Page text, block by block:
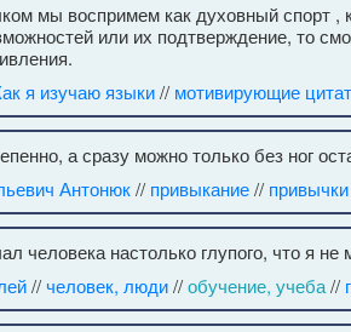
мы воспримем как духовный спорт ,
или их подтверждение, то
я изучаю языки// мотивирующие
а сразу можно только без ног
Антонюк// привыкание// привычки
человека настолько глупого, что я не
//человек, люди//обучение, учеба//